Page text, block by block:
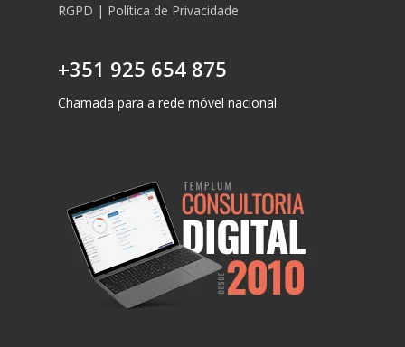
RGPD | Política de Privacidade
+351 925 654 875
Chamada para a rede móvel nacional